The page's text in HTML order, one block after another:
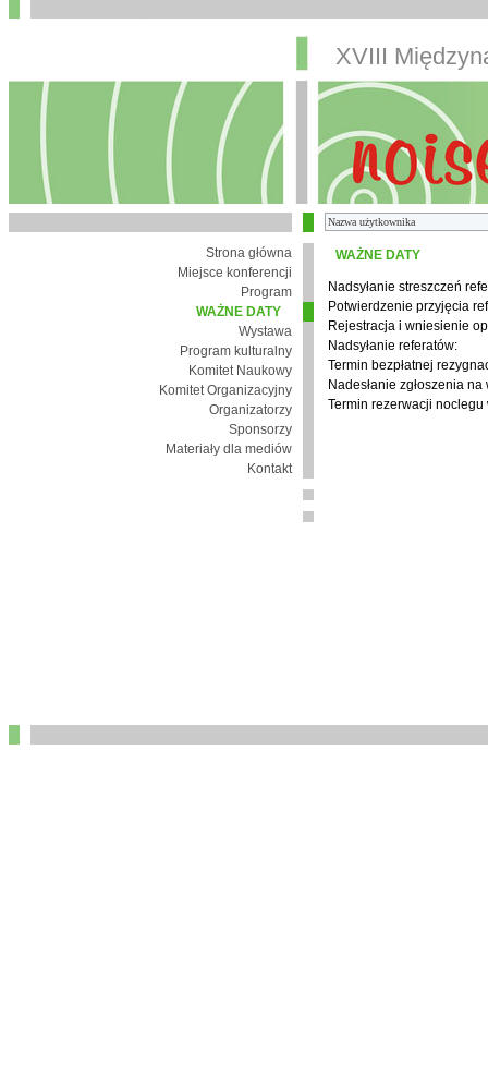
XVIII
Strona główna
Miejsce konferencji
Program
WAŻNE DATY
Wystawa
Program kulturalny
Komitet Naukowy
Komitet Organizacyjny
Organizatorzy
Sponsorzy
Materiały dla mediów
Kontakt
WAŻNE DATY
Nadsyłanie streszczeń
Potwierdzenie przyjęcia
Rejestracja i wniesienie
Nadsyłanie referatów:
Termin bezpłatnej
Nadesłanie zgłoszenia na
Termin rezerwacji